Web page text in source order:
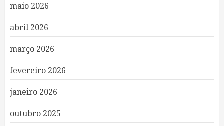
maio 2026
abril 2026
março 2026
fevereiro 2026
janeiro 2026
outubro 2025